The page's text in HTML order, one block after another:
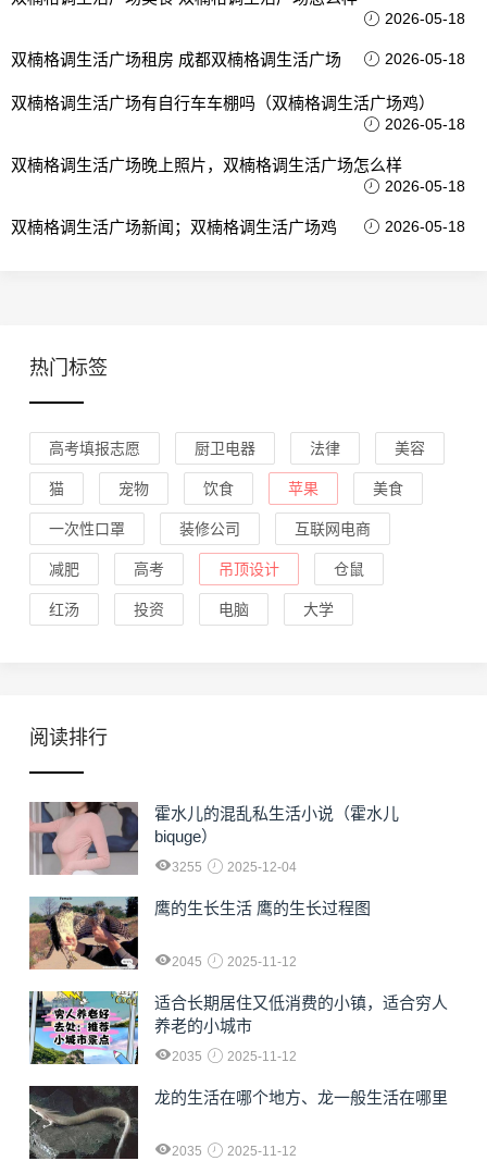
2026-05-18
双楠格调生活广场租房 成都双楠格调生活广场 2026-05-18
双楠格调生活广场有自行车车棚吗（双楠格调生活广场鸡）
2026-05-18
双楠格调生活广场晚上照片，双楠格调生活广场怎么样
2026-05-18
双楠格调生活广场新闻；双楠格调生活广场鸡 2026-05-18
热门标签
高考填报志愿 厨卫电器 法律 美容
猫 宠物 饮食 苹果 美食
一次性口罩 装修公司 互联网电商
减肥 高考 吊顶设计 仓鼠
红汤 投资 电脑 大学
阅读排行
霍水儿的混乱私生活小说（霍水儿
biquge）
3255 2025-12-04
鹰的生长生活 鹰的生长过程图
2045 2025-11-12
适合长期居住又低消费的小镇，适合穷人
养老的小城市
2035 2025-11-12
龙的生活在哪个地方、龙一般生活在哪里
2035 2025-11-12